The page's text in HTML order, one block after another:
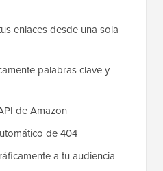
enlaces desde una sola
palabras clave y
de Amazon
de 404
a tu audiencia